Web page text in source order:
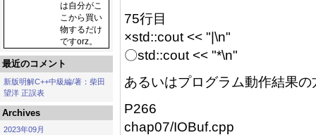
最近のコメント
新版明解C++中級編/著：柴田
望洋 正誤表
Archives
2023年09月
75行目
×std::cout << "|\n"
〇std::cout << "*\n"
あるいはプログラム動作結果
P266
chap07/IOBuf.cpp